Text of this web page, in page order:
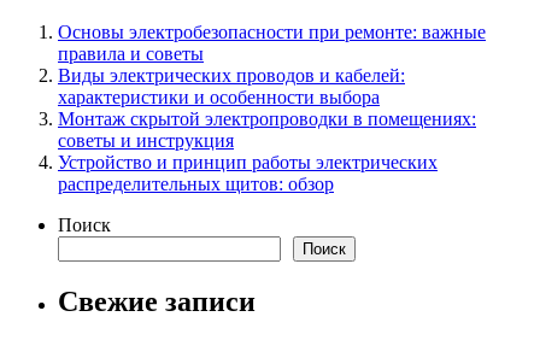
Основы электробезопасности при ремонте: важные
правила и советы
Виды электрических проводов и кабелей:
характеристики и особенности выбора
Монтаж скрытой электропроводки в помещениях:
советы и инструкция
Устройство и принцип работы электрических
распределительных щитов: обзор
Поиск
Поиск
Свежие записи